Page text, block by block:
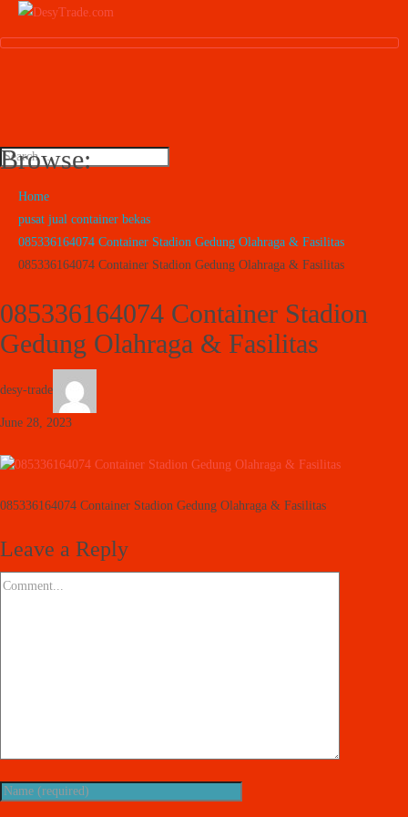
Browse:
Home
pusat jual container bekas
085336164074 Container Stadion Gedung Olahraga & Fasilitas
085336164074 Container Stadion Gedung Olahraga & Fasilitas
085336164074 Container Stadion
Gedung Olahraga & Fasilitas
desy-trade
June 28, 2023
085336164074 Container Stadion Gedung Olahraga & Fasilitas
Leave a Reply